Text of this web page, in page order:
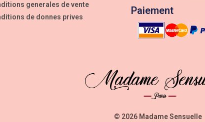
generales de vente
de donnes prives
Paiement
© 2026 Madame Sensuelle